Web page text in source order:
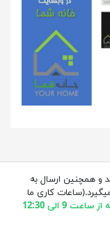
و همچنین ارسال به
کاری ما
9 الی 12:30